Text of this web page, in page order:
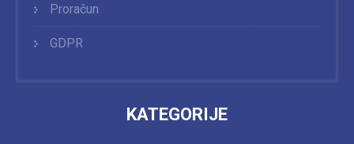
Proračun
GDPR
KATEGORIJE